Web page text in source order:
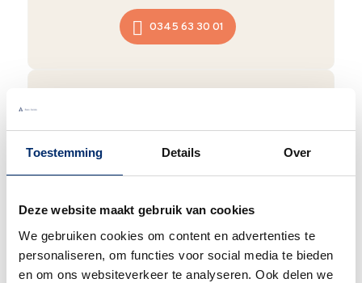
Toestemming Details Over
Deze website maakt gebruik van cookies
We gebruiken cookies om content en advertenties te
personaliseren, om functies voor social media te bieden
en om ons websiteverkeer te analyseren. Ook delen we
0345 63 30 01
Duurzaam
papier.Vanaf € 55,-wordt jouw bestelling